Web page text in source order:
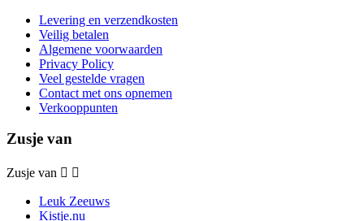
Levering en verzendkosten
Veilig betalen
Algemene voorwaarden
Privacy Policy
Veel gestelde vragen
Contact met ons opnemen
Verkooppunten
Zusje van
Zusje van  
Leuk Zeeuws
Kistje.nu